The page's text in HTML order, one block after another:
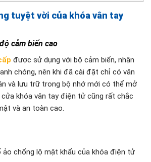
tuyệt vời của khóa vân tay
cảm biến cao
được sử dụng với bộ cảm biến, nhận
chóng, nên khi đã cài đặt chỉ có vân
và lưu trữ trong bộ nhớ mới có thể mở
khóa vân tay điện tử cũng rất chắc
và an toàn cao.
ảo chống lộ mật khẩu của khóa điện tử